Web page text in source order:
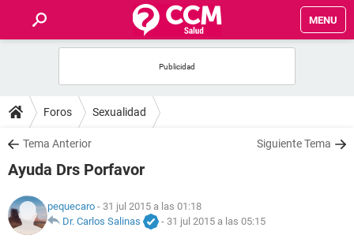
MENU
FOROS
SALUD
FAMILIA
NUTRICIÓN
Foros Sexualidad
Tema Anterior Siguiente Tema
Ayuda Drs Porfavor
pequecaro - 31 jul 2015 a las 01:18
Dr. Carlos Salinas
- 31 jul 2015 a las 05:15